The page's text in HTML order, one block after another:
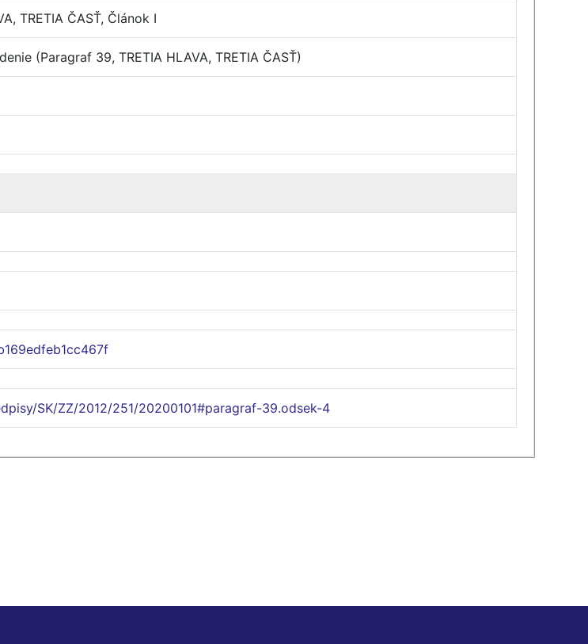
TRETIA ČASŤ, Článok I
(Paragraf 39, TRETIA HLAVA, TRETIA ČASŤ)
SK/ZZ/2012/251/20200101#paragraf-39.odsek-4